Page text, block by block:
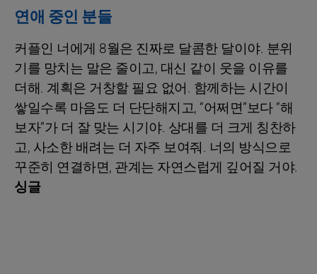
연애 중인 분들
커플인 너에게 8월은 진짜로 달콤한 달이야. 분위
기를 망치는 말은 줄이고, 대신 같이 웃을 이유를
더해. 계획은 거창할 필요 없어. 함께하는 시간이
쌓일수록 마음도 더 단단해지고, “어쩌면”보다 “해
보자”가 더 잘 맞는 시기야. 상대를 더 크게 칭찬하
고, 사소한 배려는 더 자주 보여줘. 너의 방식으로
꾸준히 연결하면, 관계는 자연스럽게 깊어질 거야.
싱글